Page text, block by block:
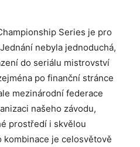
Series je pro
nebyla jednoduchá,
do seriálu mistrovství
po finanční stránce
mezinárodní federace
našeho závodu,
prostředí i skvělou
kombinace je celosvětově